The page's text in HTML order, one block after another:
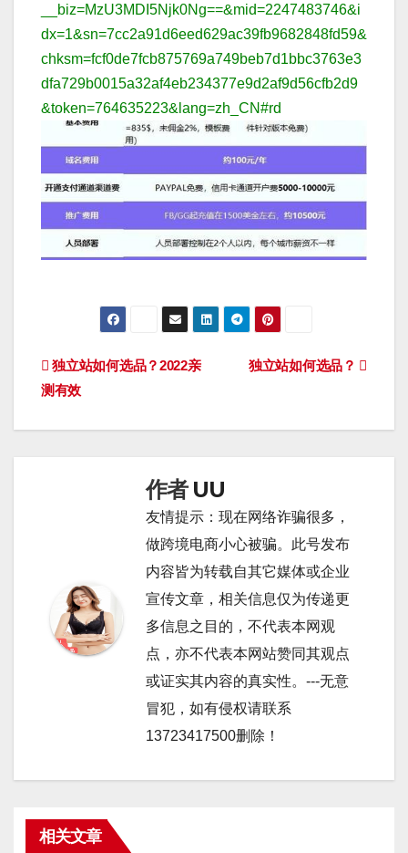
__biz=MzU3MDI5Njk0Ng==&mid=2247483746&i
dx=1&sn=7cc2a91d6eed629ac39fb9682848fd59&
chksm=fcf0de7fcb875769a749beb7d1bbc3763e3
dfa729b0015a32af4eb234377e9d2af9d56cfb2d9
&token=764635223&lang=zh_CN#rd
文
章
独立站如何选品？
独立站如何选品？2022亲
测有效
作者 UU
友情提示：现在网络诈骗很多，
做跨境电商小心被骗。此号发布
内容皆为转载自其它媒体或企业
宣传文章，相关信息仅为传递更
多信息之目的，不代表本网观
点，亦不代表本网站赞同其观点
或证实其内容的真实性。---无意
冒犯，如有侵权请联系
13723417500删除！
相关文章